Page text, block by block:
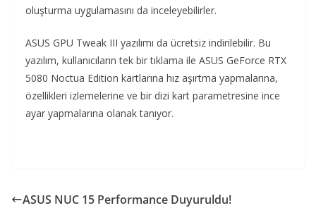
oluşturma uygulamasını da inceleyebilirler.
ASUS GPU Tweak III yazılımı da ücretsiz indirilebilir. Bu
yazılım, kullanıcıların tek bir tıklama ile ASUS GeForce RTX
5080 Noctua Edition kartlarına hız aşırtma yapmalarına,
özellikleri izlemelerine ve bir dizi kart parametresine ince
ayar yapmalarına olanak tanıyor.
ASUS NUC 15 Performance Duyuruldu!